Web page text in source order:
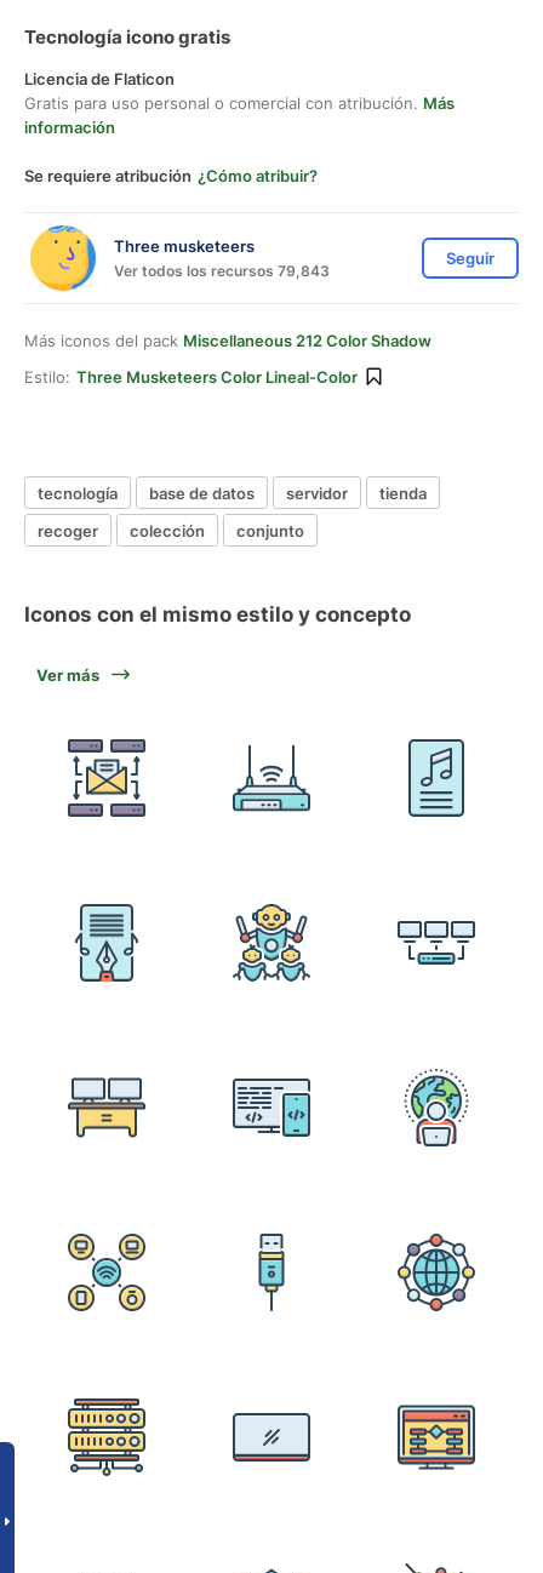
Tecnología icono gratis
Licencia de Flaticon
Gratis para uso personal o comercial con atribución. Más
información
Se requiere atribución ¿Cómo atribuir?
Three musketeers
Ver todos los recursos 79,843
Seguir
Más iconos del pack Miscellaneous 212 Color Shadow
Estilo: Three Musketeers Color Lineal-Color
tecnología base de datos servidor
tienda
recoger
colección conjunto
Iconos con el mismo estilo y concepto
Ver más